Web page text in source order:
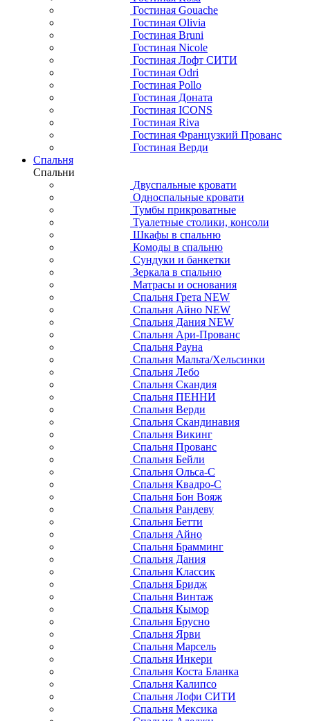
Гостиная Gouache
Гостиная Olivia
Гостиная Bruni
Гостиная Nicole
Гостиная Лофт СИТИ
Гостиная Odri
Гостиная Pollo
Гостиная Доната
Гостиная ICONS
Гостиная Riva
Гостиная Французкий Прованс
Гостиная Верди
Спальня
Спальни
Двуспальные кровати
Односпальные кровати
Тумбы прикроватные
Туалетные столики, консоли
Шкафы в спальню
Комоды в спальню
Сундуки и банкетки
Зеркала в спальню
Матрасы и основания
Спальня Грета NEW
Спальня Айно NEW
Спальня Дания NEW
Спальня Ари-Прованс
Спальня Рауна
Спальня Мальта/Хельсинки
Спальня Лебо
Спальня Скандия
Спальня ПЕННИ
Спальня Верди
Спальня Скандинавия
Спальня Викинг
Спальня Прованс
Спальня Бейли
Спальня Ольса-С
Спальня Квадро-С
Спальня Бон Вояж
Спальня Рандеву
Спальня Бетти
Спальня Айно
Спальня Брамминг
Спальня Дания
Спальня Классик
Спальня Бридж
Спальня Винтаж
Спальня Кымор
Спальня Брусно
Спальня Ярви
Спальня Марсель
Спальня Инкери
Спальня Коста Бланка
Спальня Калипсо
Спальня Лофи СИТИ
Спальня Мексика